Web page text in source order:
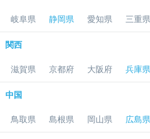
岐阜県 静岡県 愛知県 三重県
関西
滋賀県 京都府 大阪府 兵庫県
中国
鳥取県 島根県 岡山県 広島県